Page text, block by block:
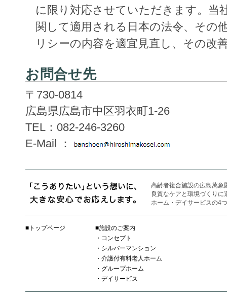
に限り対応させていただきます。当
関して適用される日本の法令、その
リシーの内容を適宜見直し、その改
お問合せ先
〒730-0814
広島県広島市中区羽衣町1-26
TEL：082-246-3260
E-Mail ：
高齢者複合施設の広島萬象
良質なケアと環境づくり
ホーム・デイサービスの4
■ トップページ
■施設のご案内
・ コンセプト
・ シルバーマンション
・ 介護付有料老人ホーム
・ グループホーム
・ デイサービス